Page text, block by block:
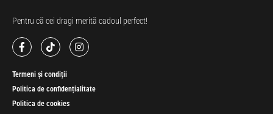
Pentru că cei dragi merită cadoul perfect!
Termeni și condiții
Politica de confidențialitate
Politica de cookies